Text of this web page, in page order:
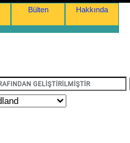
Bülten Hakkında